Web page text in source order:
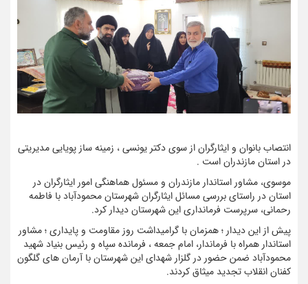
انتصاب بانوان و ایثارگران از سوی دکتر یونسی ، زمینه ساز پویایی مدیریتی
در استان مازندران است .
موسوی، مشاور استاندار مازندران و مسئول هماهنگی امور ایثارگران در
استان در راستای بررسی مسائل ایثارگران شهرستان محمودآباد با فاطمه
رحمانی، سرپرست فرمانداری این شهرستان دیدار کرد.
پیش از این دیدار ؛ همزمان با گرامیداشت روز مقاومت و پایداری ؛ مشاور
استاندار همراه با فرماندار، امام جمعه ، فرمانده سپاه و رئیس بنیاد شهید
محمودآباد ضمن حضور در گلزار شهدای این شهرستان با آرمان های گلگون
کفنان انقلاب تجدید میثاق کردند.